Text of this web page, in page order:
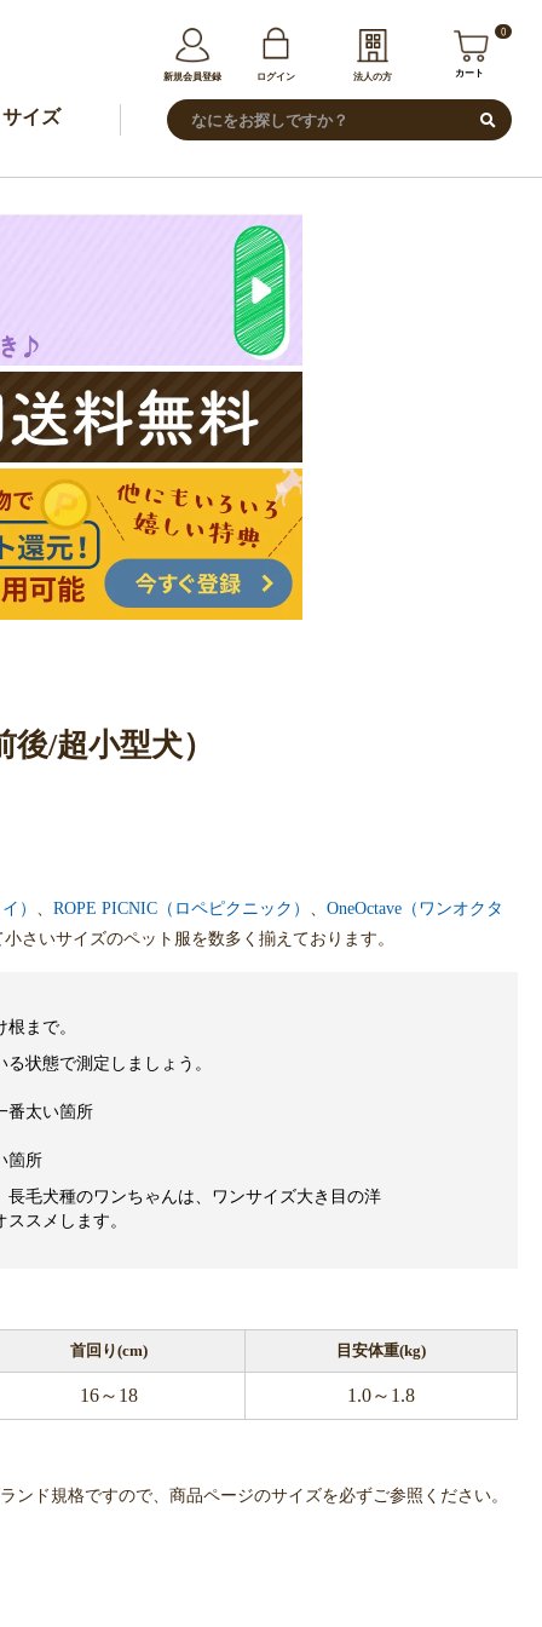
新規会員登録 ログイン 法人の方
0
カート
サイズ
/超小型犬）
） 、 ROPE PICNIC（ロペピクニック） 、 OneOctave（ワンオクタ
さいサイズのペット服を数多く揃えております。
まで。
状態で測定しましょう。
番太い箇所
箇所
毛犬種のワンちゃんは、ワンサイズ大き目の洋
スメします。
首回り(cm) 目安体重(kg)
16～18 1.0～1.8
ド規格ですので、商品ページのサイズを必ずご参照ください。